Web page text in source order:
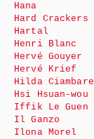
Hana
Hard Crackers
Hartal
Henri Blanc
Hervé Gouyer
Hervé Krief
Hilda
Hsi Hsuan-wou
Iffik Le Guen
Il Ganzo
Ilona Morel